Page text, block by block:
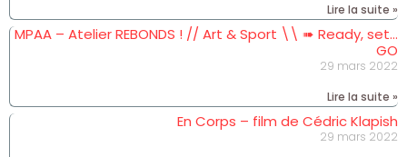
Lire la suite »
MPAA – Atelier REBONDS ! // Art & Sport \\ ➠ Ready, set…
GO
29 mars 2022
Lire la suite »
En Corps – film de Cédric Klapish
29 mars 2022